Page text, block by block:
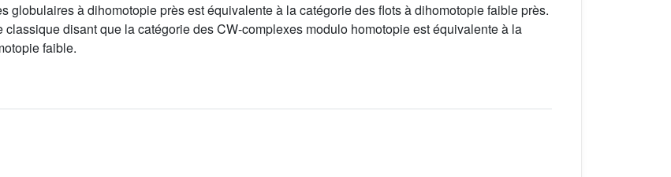
globulaires à dihomotopie près est équivalente à la catégorie des flots à dihomotopie faible près.
disant que la catégorie des CW-complexes modulo homotopie est équivalente à la
faible.